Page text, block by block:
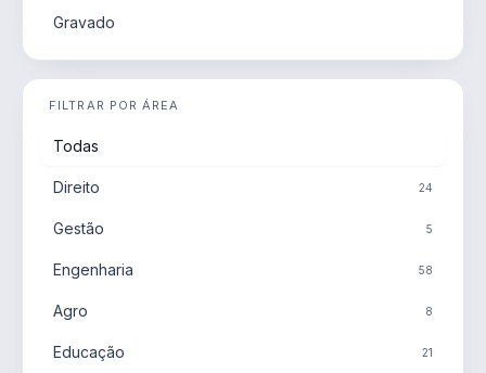
Gravado
FILTRAR POR ÁREA
Todas
Direito 24
Gestão 5
Engenharia 58
Agro 8
Educação 21